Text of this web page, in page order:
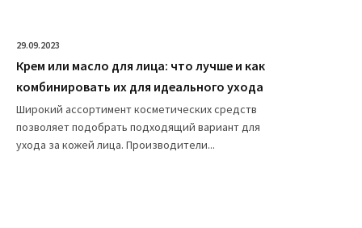
29.09.2023
Крем или масло для лица: что лучше и как
комбинировать их для идеального ухода
Широкий ассортимент косметических средств
позволяет подобрать подходящий вариант для
ухода за кожей лица. Производители...